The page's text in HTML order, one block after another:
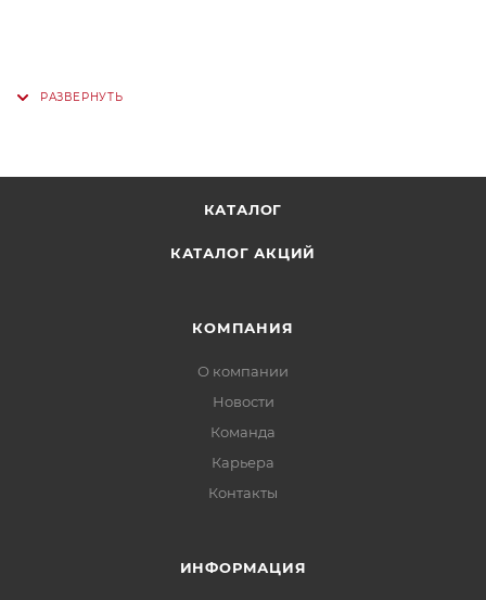
КАТАЛОГ
КАТАЛОГ АКЦИЙ
КОМПАНИЯ
О компании
Новости
Команда
Карьера
Контакты
ИНФОРМАЦИЯ